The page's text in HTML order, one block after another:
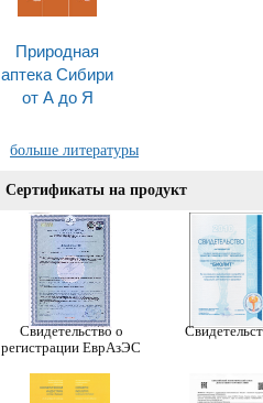
Природная
аптека Сибири
от А до Я
больше литературы
Сертификаты на продукт
Свидетельство о
регистрации ЕврАзЭС